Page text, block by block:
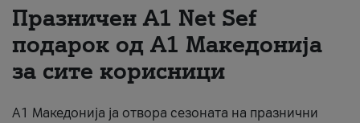
За нас
#ПодобарОнлајн
Празничен A1 Net Sеf
подарок од А1 Македонија
за сите корисници
А1 Македонија ја отвора сезоната на празнични